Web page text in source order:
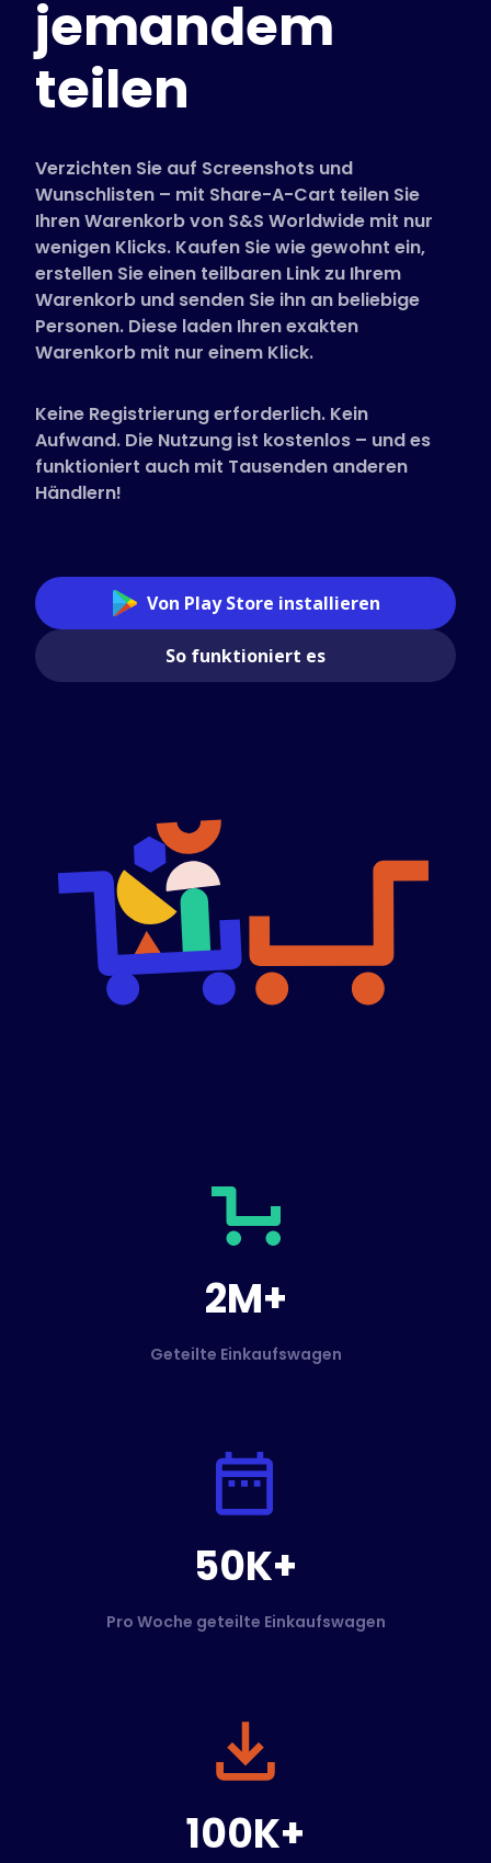
Unterstützte Shops
Anleitungen
Deutsch (German)
jemandem
teilen
Verzichten Sie auf Screenshots und
Wunschlisten – mit Share-A-Cart teilen Sie
Ihren Warenkorb von S&S Worldwide mit nur
wenigen Klicks. Kaufen Sie wie gewohnt ein,
erstellen Sie einen teilbaren Link zu Ihrem
Warenkorb und senden Sie ihn an beliebige
Personen. Diese laden Ihren exakten
Warenkorb mit nur einem Klick.
Keine Registrierung erforderlich. Kein
Aufwand. Die Nutzung ist kostenlos – und es
funktioniert auch mit Tausenden anderen
Händlern!
Von Play Store installieren
So funktioniert es
2M+
Geteilte Einkaufswagen
50K+
Pro Woche geteilte Einkaufswagen
100K+